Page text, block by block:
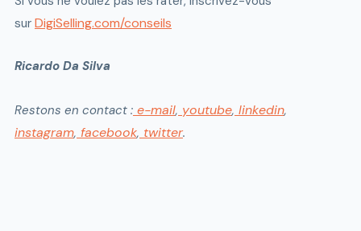
sur DigiSelling.com/conseils
Ricardo Da Silva
Restons en contact : e-mail, youtube, linkedin,
instagram, facebook, twitter.